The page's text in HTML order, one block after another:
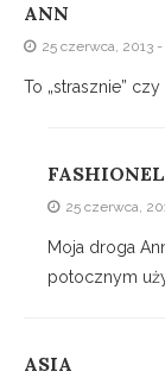
ANN
25 czerwca, 2013
To „strasznie”
25 czerwca,
Moja droga
potocznym
ASIA